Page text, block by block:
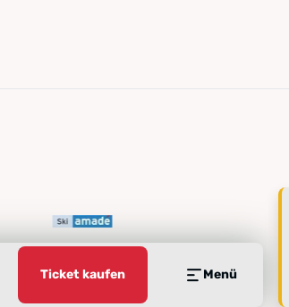
Ticket kaufen Menü